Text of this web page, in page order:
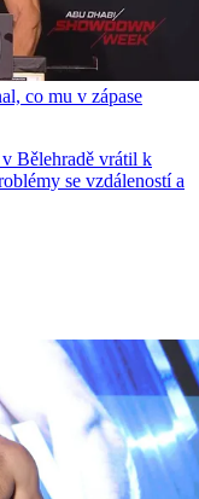
co mu v zápase
Bělehradě vrátil k
se vzdáleností a